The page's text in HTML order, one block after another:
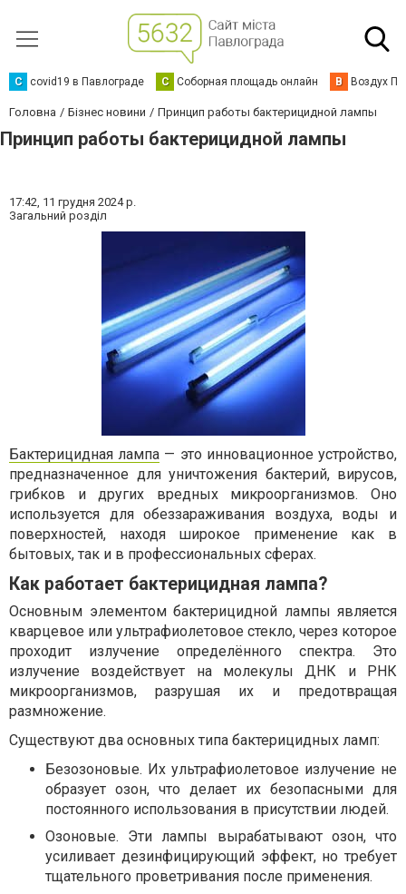
C covid19 в Павлограде С Соборная площадь онлайн В Воздух
Головна Бізнес новини Принцип работы бактерицидной лампы
Принцип работы бактерицидной лампы
17:42, 11 грудня 2024 р.
Загальний розділ
Бактерицидная лампа — это инновационное устройство,
предназначенное для уничтожения бактерий, вирусов,
грибков и других вредных микроорганизмов. Оно
используется для обеззараживания воздуха, воды и
поверхностей, находя широкое применение как в
бытовых, так и в профессиональных сферах.
Как работает бактерицидная лампа?
Основным элементом бактерицидной лампы является
кварцевое или ультрафиолетовое стекло, через которое
проходит излучение определённого спектра. Это
излучение воздействует на молекулы ДНК и РНК
микроорганизмов, разрушая их и предотвращая
размножение.
Существуют два основных типа бактерицидных ламп:
Безозоновые. Их ультрафиолетовое излучение не
образует озон, что делает их безопасными для
постоянного использования в присутствии людей.
Озоновые. Эти лампы вырабатывают озон, что
усиливает дезинфицирующий эффект, но требует
тщательного проветривания после применения.